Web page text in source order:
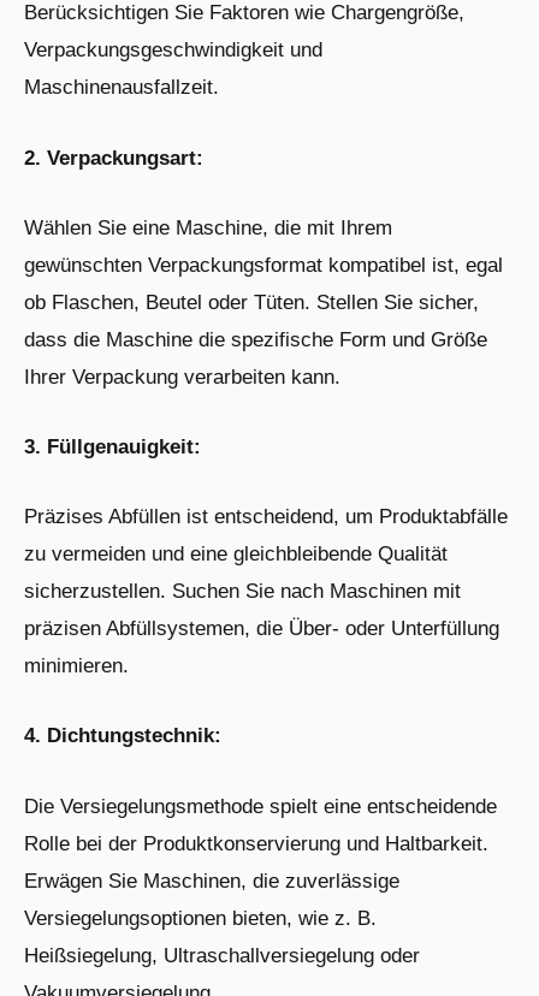
Berücksichtigen Sie Faktoren wie Chargengröße,
Verpackungsgeschwindigkeit und
Maschinenausfallzeit.
2. Verpackungsart:
Wählen Sie eine Maschine, die mit Ihrem
gewünschten Verpackungsformat kompatibel ist, egal
ob Flaschen, Beutel oder Tüten. Stellen Sie sicher,
dass die Maschine die spezifische Form und Größe
Ihrer Verpackung verarbeiten kann.
3. Füllgenauigkeit:
Präzises Abfüllen ist entscheidend, um Produktabfälle
zu vermeiden und eine gleichbleibende Qualität
sicherzustellen. Suchen Sie nach Maschinen mit
präzisen Abfüllsystemen, die Über- oder Unterfüllung
minimieren.
4. Dichtungstechnik:
Die Versiegelungsmethode spielt eine entscheidende
Rolle bei der Produktkonservierung und Haltbarkeit.
Erwägen Sie Maschinen, die zuverlässige
Versiegelungsoptionen bieten, wie z. B.
Heißsiegelung, Ultraschallversiegelung oder